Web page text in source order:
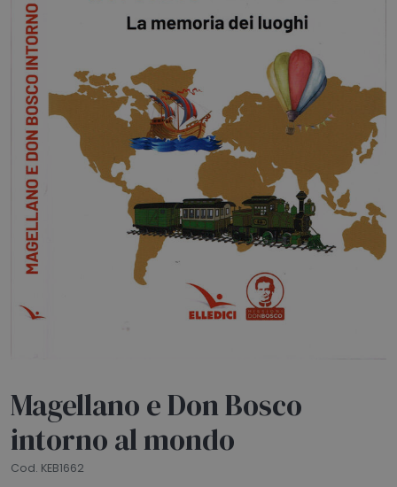
CONTATTI
HOME
BLOG
CHI SIAMO
OUTLET
NEWSLETTER
Magellano e Don Bosco
intorno al mondo
Cod. KEB1662